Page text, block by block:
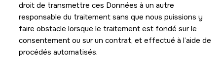
droit de transmettre ces Données à un autre
responsable du traitement sans que nous puissions y
faire obstacle lorsque le traitement est fondé sur le
consentement ou sur un contrat, et effectué à l’aide de
procédés automatisés.